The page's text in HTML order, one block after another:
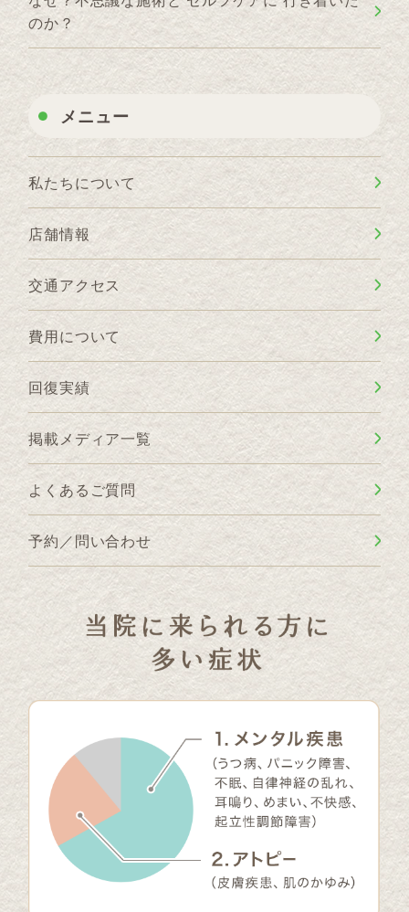
のか？
メニュー
私たちについて
店舗情報
交通アクセス
費用について
回復実績
掲載メディア一覧
よくあるご質問
予約／問い合わせ